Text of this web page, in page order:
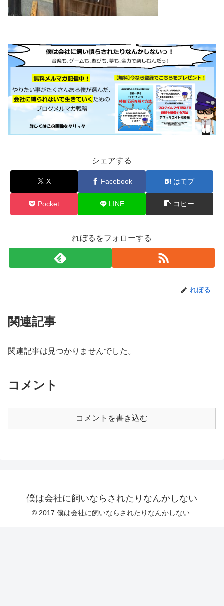
シェアする
X Facebook はてブ
Pocket LINE コピー
れぼるをフォローする
れぼる
関連記事
関連記事は見つかりませんでした。
コメント
コメントを書き込む
僕は会社に飼いならされたりなんかしない
© 2017 僕は会社に飼いならされたりなんかしない.